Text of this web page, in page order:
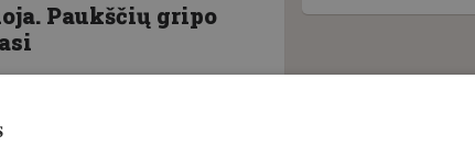
Paukščių gripo